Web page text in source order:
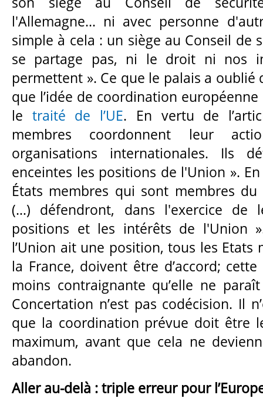
l'Allemagne... ni avec personne
simple à cela : un siège au Conseil de
se partage pas, ni le droit ni nos
permettent ». Ce que le palais a oublié
que l’idée de coordination
le traité de l’UE. En vertu de
membres coordonnent leur
organisations internationales. Ils
enceintes les positions de l'Union ».
États membres qui sont membres du
(…) défendront, dans l'exercice de
positions et les intérêts de l'Union
l’Union ait une position, tous les Etats
la France, doivent être d’accord;
moins contraignante qu’elle ne
Concertation n’est pas codécision. Il
que la coordination prévue doit être
maximum, avant que cela ne
abandon.
Aller au-delà : triple erreur pour